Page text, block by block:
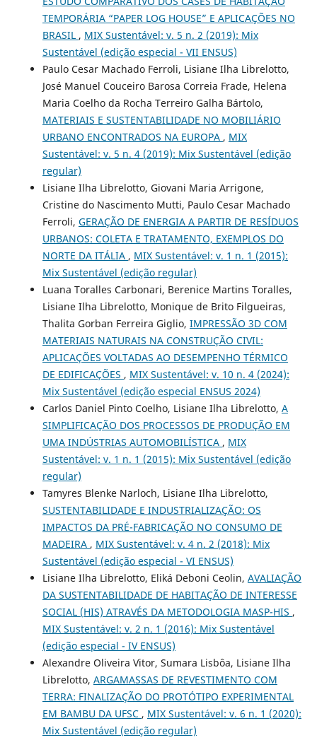
TEMPORÁRIA “PAPER LOG HOUSE” E APLICAÇÕES NO
BRASIL , MIX Sustentável: v. 5 n. 2 (2019): Mix
Sustentável (edição especial - VII ENSUS)
Paulo Cesar Machado Ferroli, Lisiane Ilha Librelotto,
José Manuel Couceiro Barosa Correia Frade, Helena
Maria Coelho da Rocha Terreiro Galha Bártolo,
MATERIAIS E SUSTENTABILIDADE NO MOBILIÁRIO
URBANO ENCONTRADOS NA EUROPA , MIX
Sustentável: v. 5 n. 4 (2019): Mix Sustentável (edição
regular)
Lisiane Ilha Librelotto, Giovani Maria Arrigone,
Cristine do Nascimento Mutti, Paulo Cesar Machado
Ferroli, GERAÇÃO DE ENERGIA A PARTIR DE RESÍDUOS
URBANOS: COLETA E TRATAMENTO, EXEMPLOS DO
NORTE DA ITÁLIA , MIX Sustentável: v. 1 n. 1 (2015):
Mix Sustentável (edição regular)
Luana Toralles Carbonari, Berenice Martins Toralles,
Lisiane Ilha Librelotto, Monique de Brito Filgueiras,
Thalita Gorban Ferreira Giglio, IMPRESSÃO 3D COM
MATERIAIS NATURAIS NA CONSTRUÇÃO CIVIL:
APLICAÇÕES VOLTADAS AO DESEMPENHO TÉRMICO
DE EDIFICAÇÕES , MIX Sustentável: v. 10 n. 4 (2024):
Mix Sustentável (edição especial ENSUS 2024)
Carlos Daniel Pinto Coelho, Lisiane Ilha Librelotto, A
SIMPLIFICAÇÃO DOS PROCESSOS DE PRODUÇÃO EM
UMA INDÚSTRIAS AUTOMOBILÍSTICA , MIX
Sustentável: v. 1 n. 1 (2015): Mix Sustentável (edição
regular)
Tamyres Blenke Narloch, Lisiane Ilha Librelotto,
SUSTENTABILIDADE E INDUSTRIALIZAÇÃO: OS
IMPACTOS DA PRÉ-FABRICAÇÃO NO CONSUMO DE
MADEIRA , MIX Sustentável: v. 4 n. 2 (2018): Mix
Sustentável (edição especial - VI ENSUS)
Lisiane Ilha Librelotto, Eliká Deboni Ceolin, AVALIAÇÃO
DA SUSTENTABILIDADE DE HABITAÇÃO DE INTERESSE
SOCIAL (HIS) ATRAVÉS DA METODOLOGIA MASP-HIS ,
MIX Sustentável: v. 2 n. 1 (2016): Mix Sustentável
(edição especial - IV ENSUS)
Alexandre Oliveira Vitor, Sumara Lisbôa, Lisiane Ilha
Librelotto, ARGAMASSAS DE REVESTIMENTO COM
TERRA: FINALIZAÇÃO DO PROTÓTIPO EXPERIMENTAL
EM BAMBU DA UFSC , MIX Sustentável: v. 6 n. 1 (2020):
Mix Sustentável (edição regular)